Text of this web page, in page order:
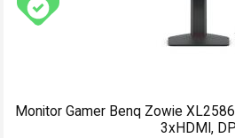
Escritorio Eléctrico Regulable
Blanco